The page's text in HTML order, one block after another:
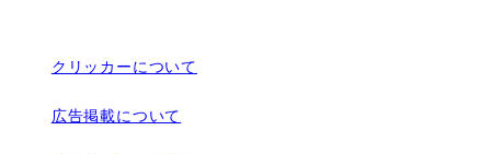
クリッカーについて
広告掲載について